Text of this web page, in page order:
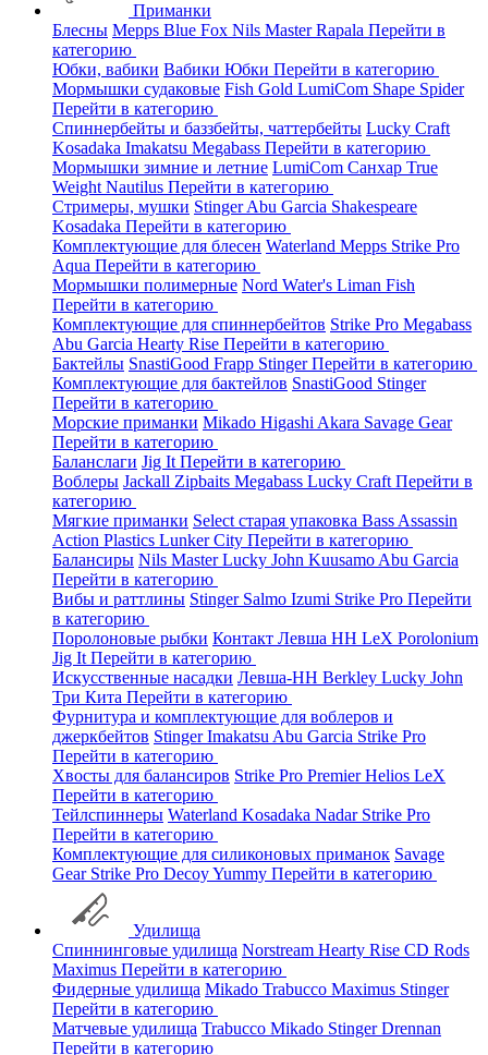
Приманки
Блесны Mepps Blue Fox Nils MasterRapala Перейти в
категорию
Юбки, вабики Вабики Юбки Перейти в категорию
Мормышки судаковые Fish Gold LumiCom Shape Spider
Перейти в категорию
Спиннербейты и баззбейты, чаттербейты Lucky Craft
Kosadaka Imakatsu Megabass Перейти в категорию
Мормышки зимние и летние LumiCom Санхар True
Weight Nautilus Перейти в категорию
Стримеры, мушки StingerAbu Garcia Shakespeare
Kosadaka Перейти в категорию
Комплектующие для блесен Waterland Mepps Strike Pro
Aqua Перейти в категорию
Мормышки полимерные Nord Water's Liman Fish
Перейти в категорию
Комплектующие для спиннербейтов Strike Pro Megabass
Abu Garcia Hearty Rise Перейти в категорию
Бактейлы SnastiGood Frapp StingerПерейти в категорию
Комплектующие для бактейлов SnastiGood Stinger
Перейти в категорию
Морские приманки Mikado Higashi Akara Savage Gear
Перейти в категорию
Баланслаги Jig It Перейти в категорию
Воблеры Jackall Zipbaits Megabass Lucky Craft Перейти в
категорию
Мягкие приманки Select старая упаковка Bass Assassin
Action Plastics Lunker City Перейти в категорию
Балансиры Nils MasterLucky John Kuusamo Abu Garcia
Перейти в категорию
Вибы и раттлины Stinger Salmo Izumi Strike Pro Перейти
в категорию
Поролоновые рыбки Контакт Левша НН LeX Porolonium
Jig It Перейти в категорию
Искусственные насадки Левша-НН Berkley Lucky John
Три Кита Перейти в категорию
Фурнитура и комплектующие для воблеров и
джеркбейтов StingerImakatsu Abu Garcia Strike Pro
Перейти в категорию
Хвосты для балансиров Strike Pro PremierHelios LeX
Перейти в категорию
Тейлспиннеры Waterland Kosadaka Nadar Strike Pro
Перейти в категорию
Комплектующие для силиконовых приманок Savage
Gear Strike Pro DecoyYummy Перейти в категорию
Удилища
Спиннинговые удилища Norstream Hearty Rise CD Rods
Maximus Перейти в категорию
Фидерные удилища Mikado Trabucco Maximus Stinger
Перейти в категорию
Матчевые удилища Trabucco Mikado StingerDrennan
Перейти в категорию